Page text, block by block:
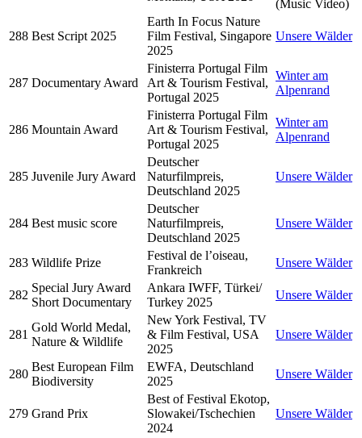
(Music Video)
288 Best Script 2025
Earth In Focus Nature
Film Festival, Singapore
2025
Unsere Wälder
287 Documentary Award
Finisterra Portugal Film
Art & Tourism Festival,
Portugal 2025
Winter am
Alpenrand
286 Mountain Award
Finisterra Portugal Film
Art & Tourism Festival,
Portugal 2025
Winter am
Alpenrand
285 Juvenile Jury Award
Deutscher
Naturfilmpreis,
Deutschland 2025
Unsere Wälder
284 Best music score
Deutscher
Naturfilmpreis,
Deutschland 2025
Unsere Wälder
283 Wildlife Prize
Festival de l’oiseau,
Frankreich
Unsere Wälder
282
Special Jury Award
Short Documentary
Ankara IWFF, Türkei/
Turkey 2025
Unsere Wälder
281
Gold World Medal,
Nature & Wildlife
New York Festival, TV
& Film Festival, USA
2025
Unsere Wälder
280
Best European Film
Biodiversity
EWFA, Deutschland
2025
Unsere Wälder
279 Grand Prix
Best of Festival Ekotop,
Slowakei/Tschechien
2024
Unsere Wälder